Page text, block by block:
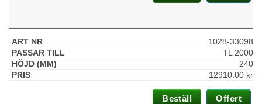
1028-33098
TL 2000
240
12910.00 kr
Beställ Offert